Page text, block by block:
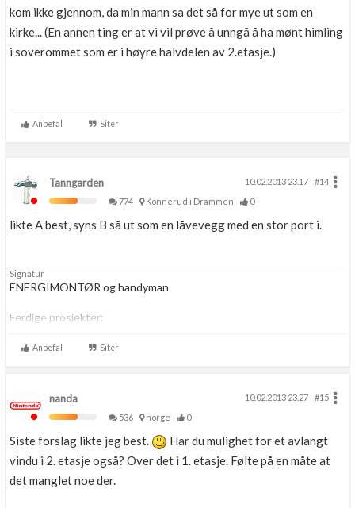
kom ikke gjennom, da min mann sa det så for mye ut som en
kirke... (En annen ting er at vi vil prøve å unngå å ha mønt himling
i soverommet som er i høyre halvdelen av 2.etasje.)
Anbefal Siter
Tanngarden 10.02.2013 23.17
#14
774
Konnerud i Drammen 0
likte A best, syns B så ut som en låvevegg med en stor port i.
Signatur
ENERGIMONTØR og handyman
Ferdige prosjekter:
Oppussing av kjøkken
Anbefal Siter
nanda 10.02.2013 23.27
#15
536
norge 0
Siste forslag likte jeg best.
Har du mulighet for et avlangt
vindu i 2. etasje også? Over det i 1. etasje. Følte på en måte at
det manglet noe der.